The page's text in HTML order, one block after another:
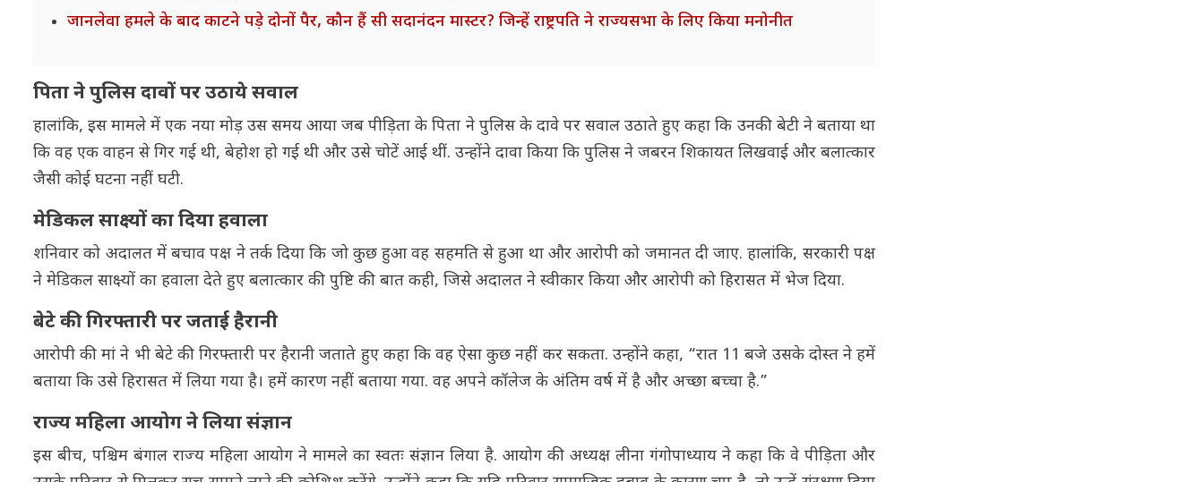
जानलेवा हमले के बाद काटने पड़े दोनों पैर, कौन हैं सी सदानंदन मास्टर? जिन्हें राष्ट्रपति ने राज्यसभा के लिए किया मनोनीत
पिता ने पुलिस दावों पर उठाये सवाल
हालांकि, इस मामले में एक नया मोड़ उस समय आया जब पीड़िता के पिता ने पुलिस के दावे पर सवाल उठाते हुए कहा कि उनकी बेटी ने बताया था
कि वह एक वाहन से गिर गई थी, बेहोश हो गई थी और उसे चोटें आई थीं. उन्होंने दावा किया कि पुलिस ने जबरन शिकायत लिखवाई और बलात्कार
जैसी कोई घटना नहीं घटी.
मेडिकल साक्ष्यों का दिया हवाला
शनिवार को अदालत में बचाव पक्ष ने तर्क दिया कि जो कुछ हुआ वह सहमति से हुआ था और आरोपी को जमानत दी जाए. हालांकि, सरकारी पक्ष
ने मेडिकल साक्ष्यों का हवाला देते हुए बलात्कार की पुष्टि की बात कही, जिसे अदालत ने स्वीकार किया और आरोपी को हिरासत में भेज दिया.
बेटे की गिरफ्तारी पर जताई हैरानी
आरोपी की मां ने भी बेटे की गिरफ्तारी पर हैरानी जताते हुए कहा कि वह ऐसा कुछ नहीं कर सकता. उन्होंने कहा, “रात 11 बजे उसके दोस्त ने हमें
बताया कि उसे हिरासत में लिया गया है। हमें कारण नहीं बताया गया. वह अपने कॉलेज के अंतिम वर्ष में है और अच्छा बच्चा है.”
राज्य महिला आयोग ने लिया संज्ञान
इस बीच, पश्चिम बंगाल राज्य महिला आयोग ने मामले का स्वतः संज्ञान लिया है. आयोग की अध्यक्ष लीना गंगोपाध्याय ने कहा कि वे पीड़िता और